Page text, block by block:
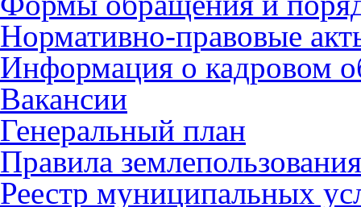
Нормативно-правовые
Информация о кадровом
Вакансии
Генеральный план
Правила
Реестр муниципальных